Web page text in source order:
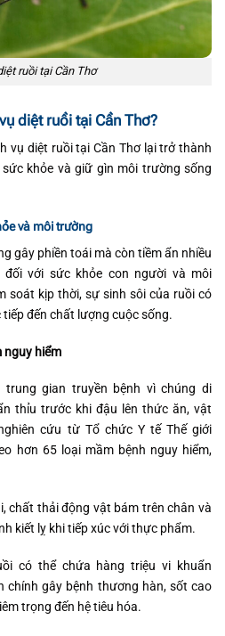
ruồi tại Cần Thơ
diệt ruồi tại Cần Thơ?
vụ diệt ruồi tại Cần Thơ lại trở thành
khỏe và giữ gìn môi trường sống
và môi trường
gây phiền toái mà còn tiềm ẩn nhiều
với sức khỏe con người và môi
soát kịp thời, sự sinh sôi của ruồi có
đến chất lượng cuộc sống.
nguy hiểm
trung gian truyền bệnh vì chúng di
thỉu trước khi đậu lên thức ăn, vật
cứu từ Tổ chức Y tế Thế giới
hơn 65 loại mầm bệnh nguy hiểm,
chất thải động vật bám trên chân và
kiết lỵ khi tiếp xúc với thực phẩm.
có thể chứa hàng triệu vi khuẩn
chính gây bệnh thương hàn, sốt cao
trọng đến hệ tiêu hóa.